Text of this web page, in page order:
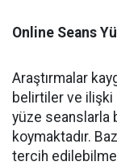
Online Seans
Araştırmalar
belirtiler ve ilişki
yüze seanslarla
koymaktadır.
tercih